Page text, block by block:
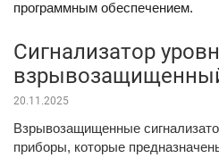
программным обеспечением.
Сигнализатор
20.11.2025
Взрывозащищенные
приборы, которые